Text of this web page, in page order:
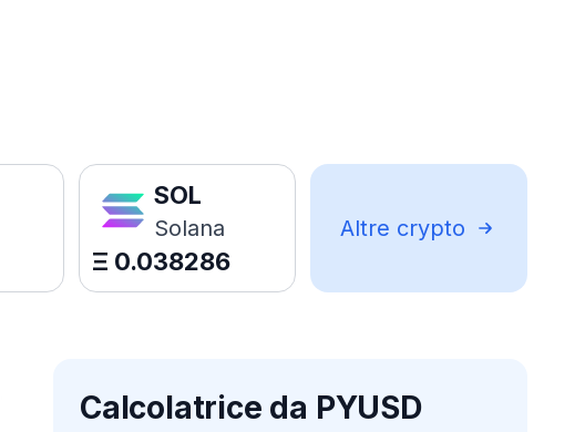
SOL
Solana
Ξ 0.038286
Altre crypto
Calcolatrice da PYUSD